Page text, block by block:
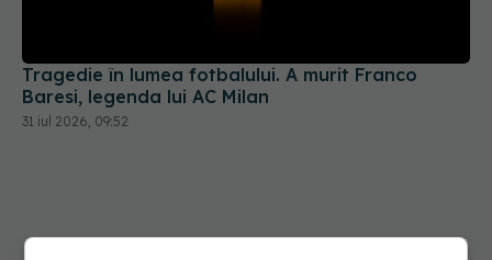
Tragedie în lumea fotbalului. A murit Franco
31 iul 2026, 09:52